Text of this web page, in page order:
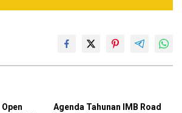
Agenda Tahunan IMB Road